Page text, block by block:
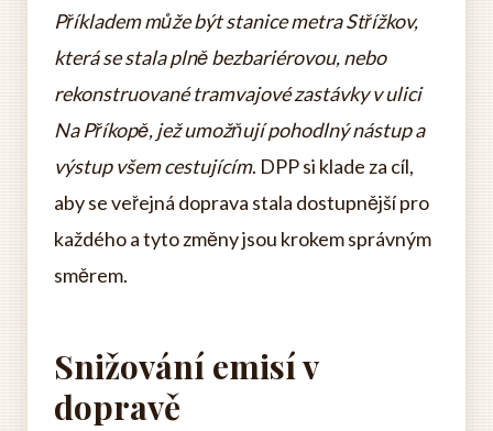
Příkladem může být stanice metra Střížkov,
která se stala plně bezbariérovou, nebo
rekonstruované tramvajové zastávky v ulici
Na Příkopě, jež umožňují pohodlný nástup a
výstup všem cestujícím. DPP si klade za cíl,
aby se veřejná doprava stala dostupnější pro
každého a tyto změny jsou krokem správným
směrem.
Snižování emisí v
dopravě